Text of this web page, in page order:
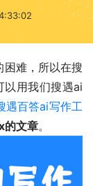
难，所以在搜
以用我们搜遇ai
遇百答ai写作工
的文章。